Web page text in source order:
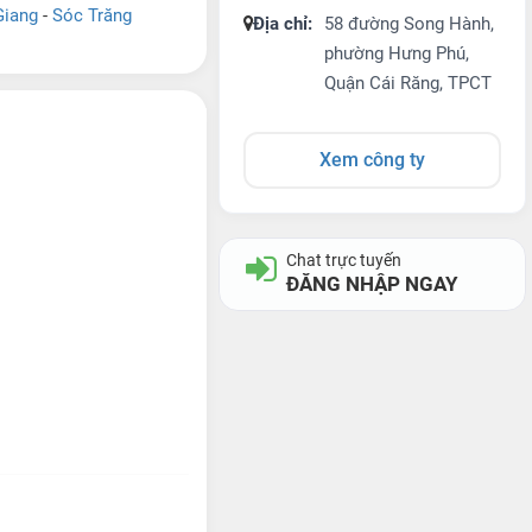
- Sóc Trăng Địa chỉ:
58 đường Song Hành,
phường Hưng Phú,
Quận Cái Răng, TPCT
Xem công ty
Chat trực tuyến
ĐĂNG NHẬP NGAY